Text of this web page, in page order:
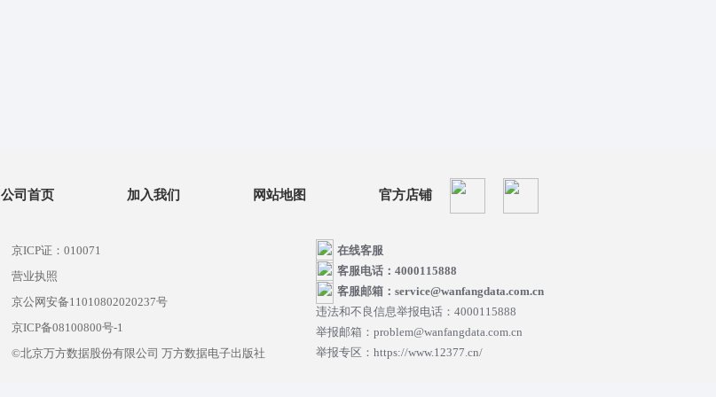
公司首页 加入我们 网站地图 官方店铺
京ICP证：010071
营业执照
京公网安备11010802020237号
京ICP备08100800号-1
©北京万方数据股份有限公司 万方数据电子出版社
在线客服
客服电话：4000115888
客服邮箱：service@wanfangdata.com.cn
违法和不良信息举报电话：4000115888
举报邮箱：problem@wanfangdata.com.cn
举报专区：https://www.12377.cn/